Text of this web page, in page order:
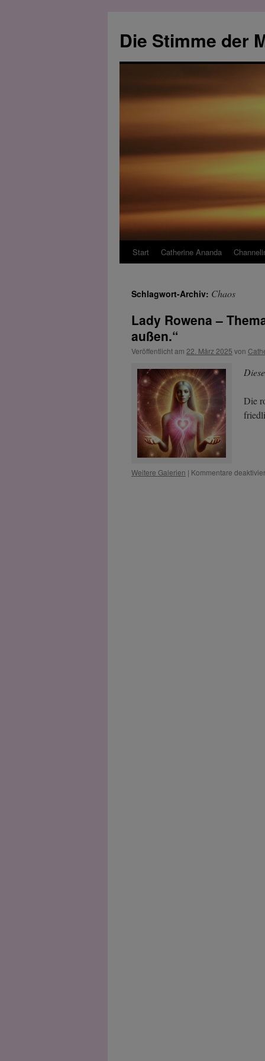
springen
Die Stimme der
Start Catherine Ananda
Schlagwort-Archiv: Chaos
Lady Rowena –
außen.“
Veröffentlicht am 22. März 2025 von
Die
Weitere Galerien | Kommentare